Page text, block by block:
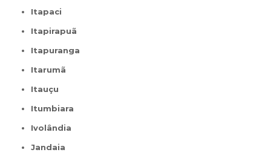
Itapaci
Itapirapuã
Itapuranga
Itarumã
Itauçu
Itumbiara
Ivolândia
Jandaia